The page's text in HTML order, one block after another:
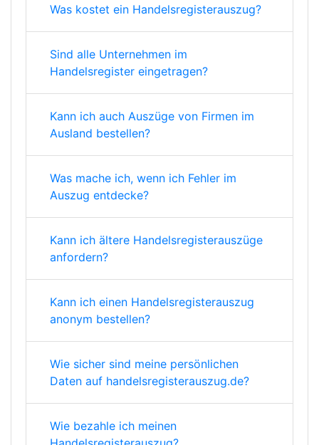
Was kostet ein Handelsregisterauszug?
Sind alle Unternehmen im
Handelsregister eingetragen?
Kann ich auch Auszüge von Firmen im
Ausland bestellen?
Was mache ich, wenn ich Fehler im
Auszug entdecke?
Kann ich ältere Handelsregisterauszüge
anfordern?
Kann ich einen Handelsregisterauszug
anonym bestellen?
Wie sicher sind meine persönlichen
Daten auf handelsregisterauszug.de?
Wie bezahle ich meinen